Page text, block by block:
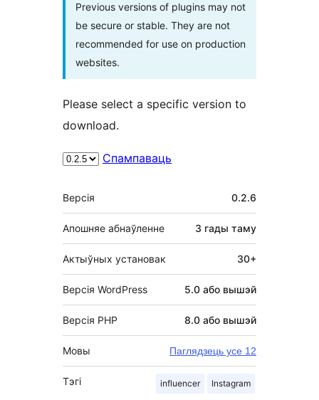
Previous versions of plugins may not
be secure or stable. They are not
recommended for use on production
websites.
Please select a specific version to
download.
Спампаваць
Мета
Версія 0.2.6
Апошняе абнаўленне 3 гады таму
Актыўных установак 30+
Версія WordPress 5.0 або вышэй
Версія PHP 8.0 або вышэй
Мовы Паглядзець усе 12
Тэгі influencer Instagram